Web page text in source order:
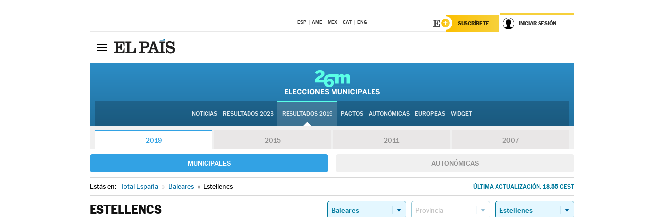
ESP AME MEX CAT ENG SUSCRÍBETE INICIAR SESIÓN
NOTICIAS RESULTADOS 2023 RESULTADOS 2019 PACTOS AUTONÓMICAS EUROPEAS WIDGET
2019 2015 2011 2007
MUNICIPALES AUTONÓMICAS
Estás en: Total España » Baleares » Estellencs ÚLTIMA ACTUALIZACIÓN: 18.55 CEST
ESTELLENCS